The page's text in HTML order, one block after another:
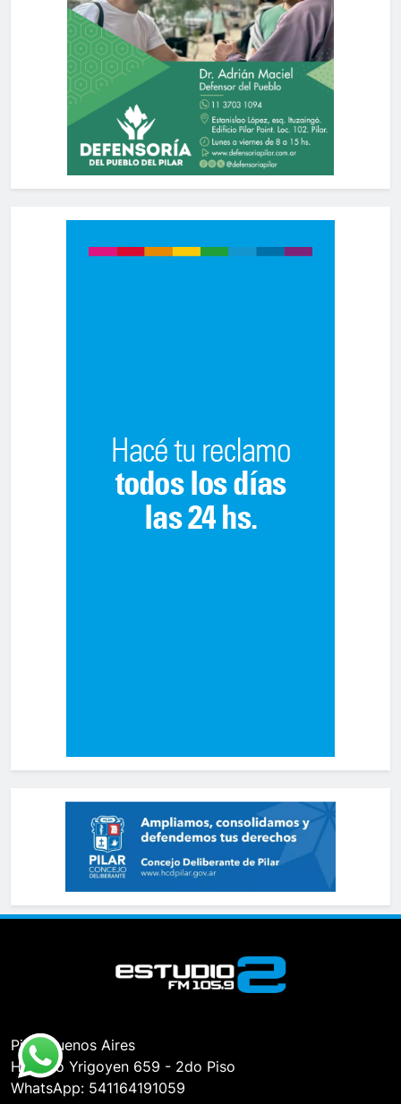
Pilar, Buenos Aires
Hipólito Yrigoyen 659 - 2do Piso
WhatsApp: 541164191059